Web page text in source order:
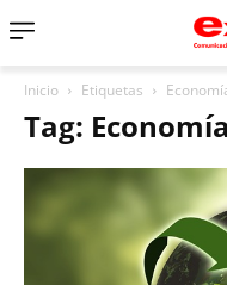
Inicio Etiquetas
Tag: